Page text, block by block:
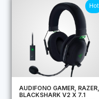
Hot
AUDIFONO GAMER, RAZER,
BLACKSHARK V2 X 7.1